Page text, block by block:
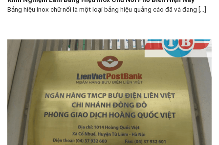
Bảng hiệu inox chữ nổi là một loại bảng hiệu quảng cáo đã và đang [...]